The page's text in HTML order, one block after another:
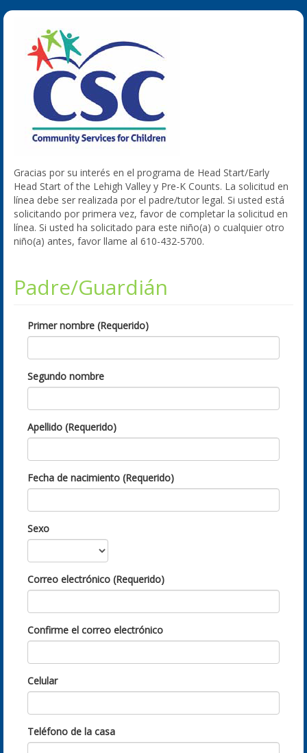
Gracias por su interés en el programa de Head Start/Early
Head Start of the Lehigh Valley y Pre-K Counts. La solicitud en
línea debe ser realizada por el padre/tutor legal. Si usted está
solicitando por primera vez, favor de completar la solicitud en
línea. Si usted ha solicitado para este niño(a) o cualquier otro
niño(a) antes, favor llame al 610-432-5700.
Padre/Guardián
Primer nombre (Requerido)
Segundo nombre
Apellido (Requerido)
Fecha de nacimiento (Requerido)
Sexo
Correo electrónico (Requerido)
Confirme el correo electrónico
Celular
Teléfono de la casa